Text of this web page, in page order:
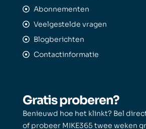
Abonnementen
Veelgestelde vragen
Blogberichten
Contactinformatie
Gratis proberen?
Benieuwd hoe het klinkt? Bel
of probeer MIKE365 twee weken